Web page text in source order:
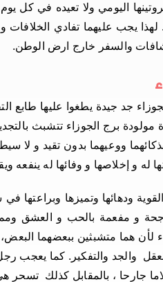
اليومي ولا تعيده في
يجب عليهما تفادي
والسفر خارج ارض الوطن.
جد جيدة يطغوا عليها طابع
مولودة برج الجوزاء تتشبث
وبذكائهما ووعيهما بدون تقيد و
و إخلاصها و وفائها له ينفعه
ودهائها وتميزها وبراعتها
و مفعمة بالحب و العشق
لأن هما متشبثين ببعضهما
والجد والتفكير. كما
جارحا ، بالمقابل كذلك تسحر